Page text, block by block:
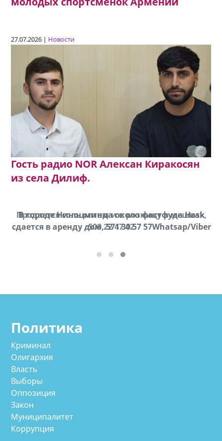
27.07.2026 | Новости
Гость радио NOR Алексан Киракосян
из села Дилиф.
Продается соль оптом и в розницу в мешках,
500 22 47 42
В городе Ниноцминда около фастфуда Hask
cдается в аренду дом, 571 30 57 57Whatsap/Viber
Политика
Криминал
Олигархия
Власть
Выборы
Оппозиция
Закон
Муниципалитет
Коррупция